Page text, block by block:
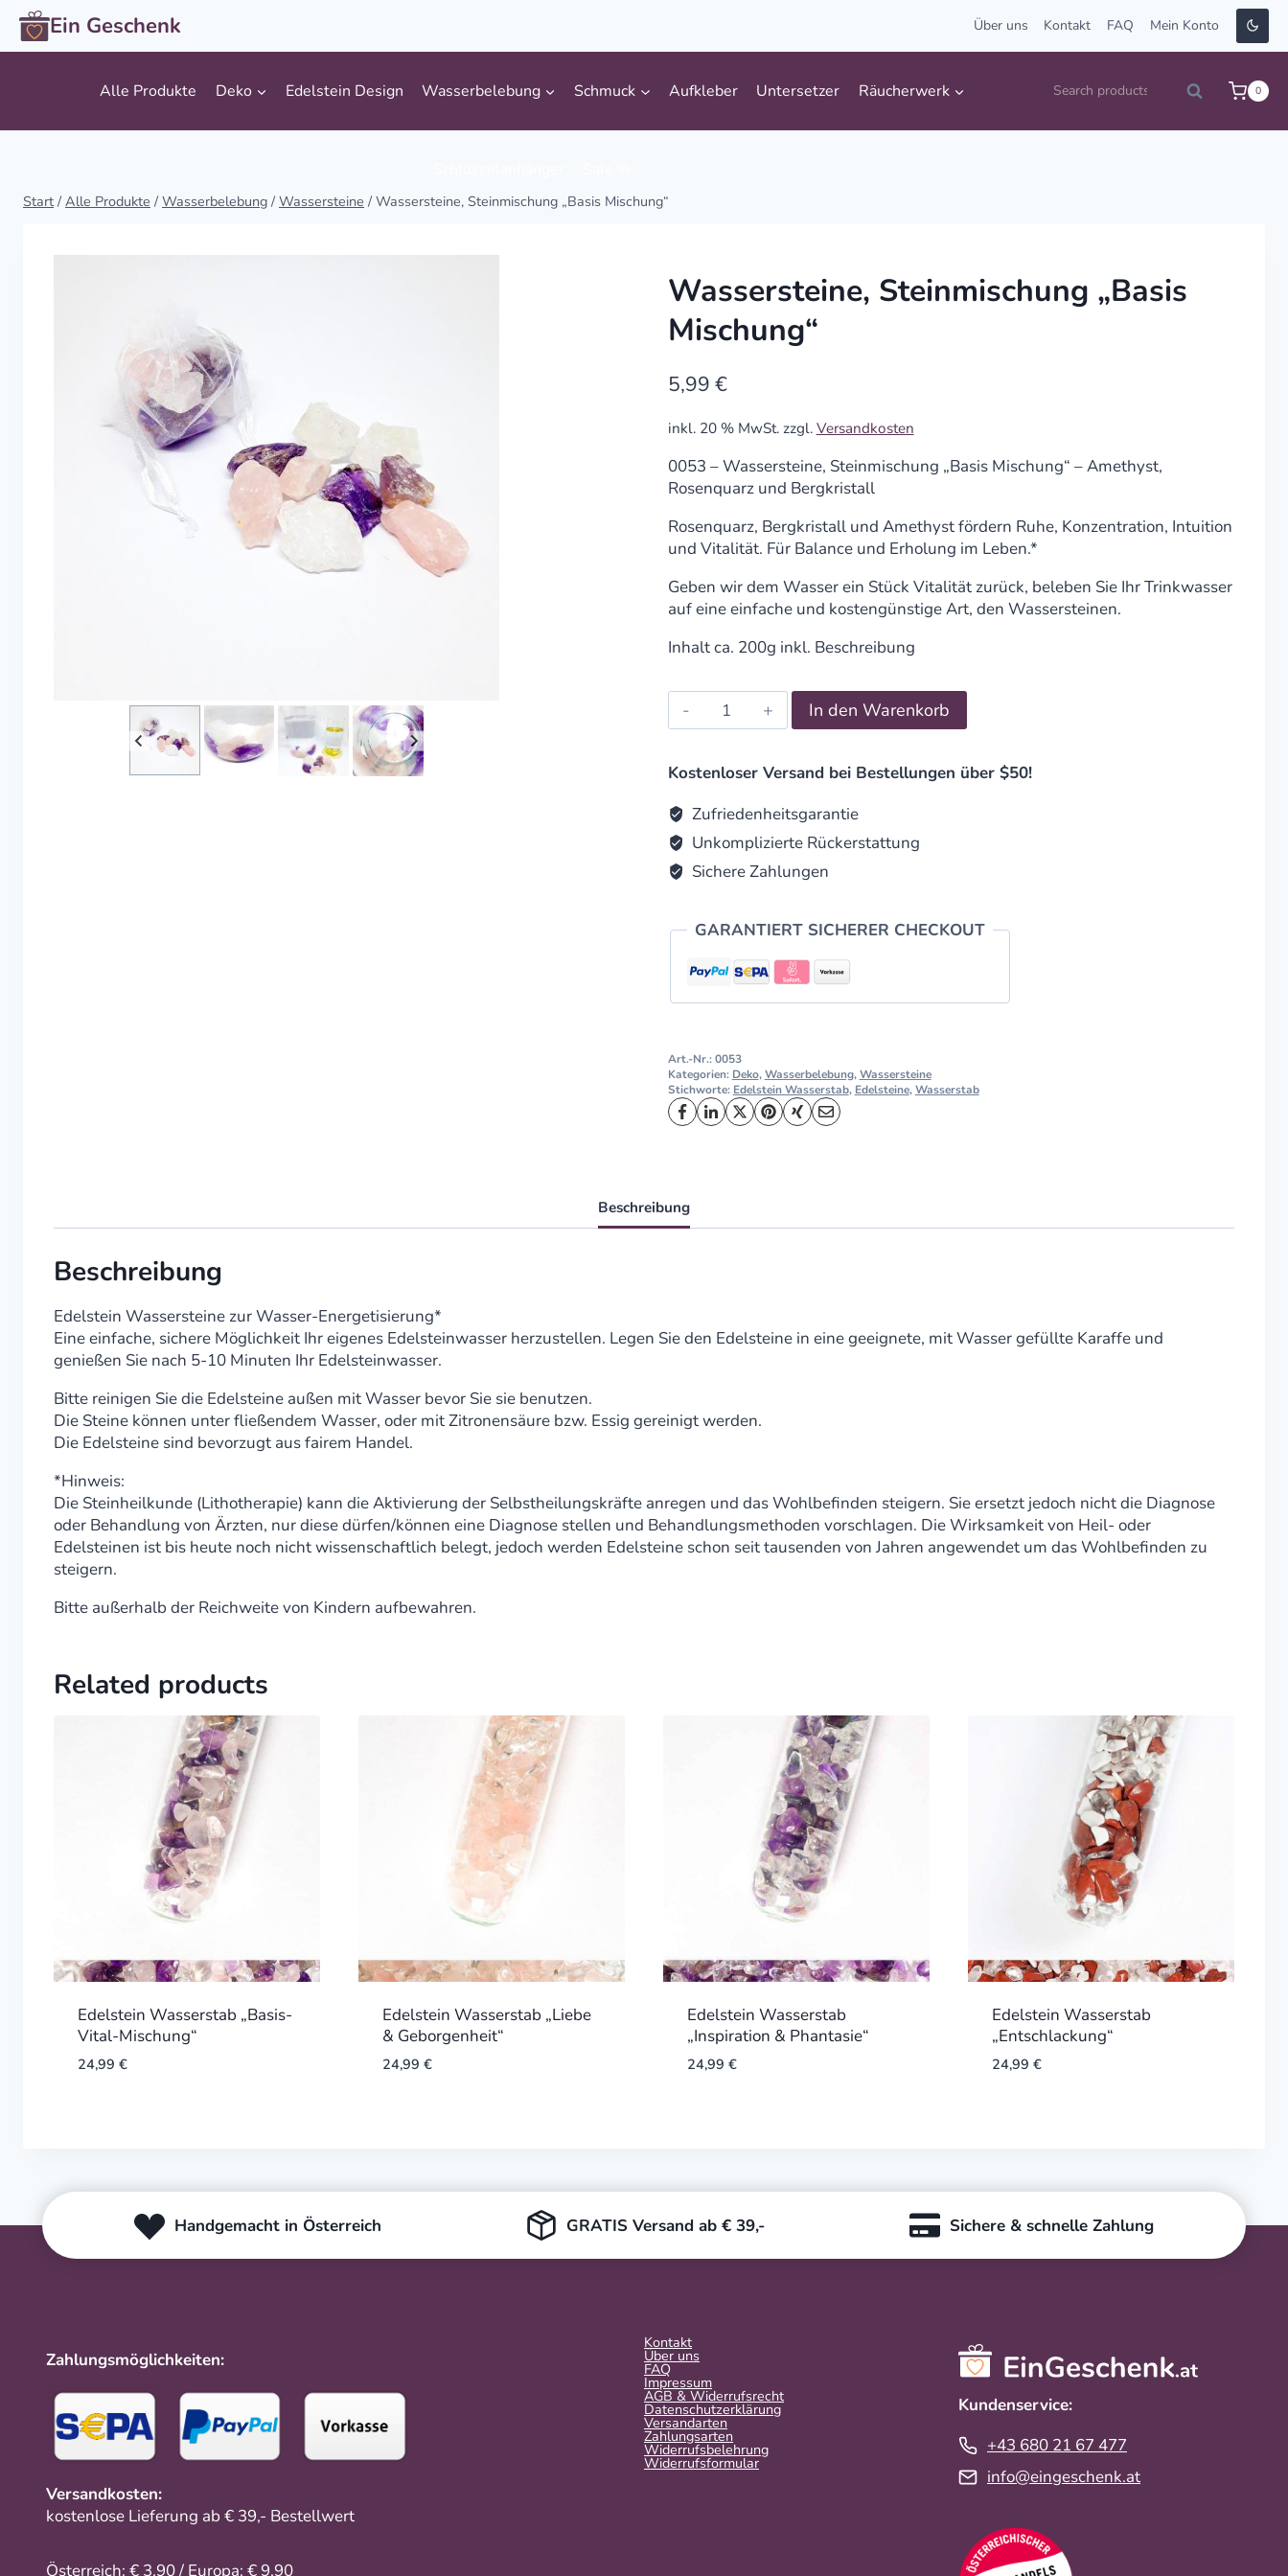
Zum
Inhalt
springen
Ein Geschenk Über uns Kontakt FAQ Mein Konto
Alle Produkte Deko Edelstein Design Wasserbelebung Schmuck Aufkleber Untersetzer Räucherwerk
Suche
Search 0
Start / Alle Produkte / Wasserbelebung / Wassersteine / Wassersteine, Steinmischung „Basis Mischung“
Wassersteine, Steinmischung „Basis
Mischung“
5,99 €
inkl. 20 % MwSt. zzgl. Versandkosten
0053 – Wassersteine, Steinmischung „Basis Mischung“ – Amethyst,
Rosenquarz und Bergkristall
Rosenquarz, Bergkristall und Amethyst fördern Ruhe, Konzentration, Intuition
und Vitalität. Für Balance und Erholung im Leben.*
Geben wir dem Wasser ein Stück Vitalität zurück, beleben Sie Ihr Trinkwasser
auf eine einfache und kostengünstige Art, den Wassersteinen.
Inhalt ca. 200g inkl. Beschreibung
Wassersteine,
Steinmischung
Mischung"
In den Warenkorb
Kostenloser Versand bei Bestellungen über $50!
Zufriedenheitsgarantie
Unkomplizierte Rückerstattung
Sichere Zahlungen
GARANTIERT SICHERER CHECKOUT
Art.-Nr.:0053
Kategorien: Deko,Wasserbelebung,Wassersteine
Stichworte: Edelstein Wasserstab, Edelsteine,Wasserstab
Beschreibung
Beschreibung
Edelstein Wassersteine zur Wasser-Energetisierung*
Eine einfache, sichere Möglichkeit Ihr eigenes Edelsteinwasser herzustellen. Legen Sie den Edelsteine in eine geeignete, mit Wasser gefüllte Karaffe und
genießen Sie nach 5-10 Minuten Ihr Edelsteinwasser.
Bitte reinigen Sie die Edelsteine außen mit Wasser bevor Sie sie benutzen.
Die Steine können unter fließendem Wasser, oder mit Zitronensäure bzw. Essig gereinigt werden.
Die Edelsteine sind bevorzugt aus fairem Handel.
*Hinweis:
Die Steinheilkunde (Lithotherapie) kann die Aktivierung der Selbstheilungskräfte anregen und das Wohlbefinden steigern. Sie ersetzt jedoch nicht die Diagnose
oder Behandlung von Ärzten, nur diese dürfen/können eine Diagnose stellen und Behandlungsmethoden vorschlagen. Die Wirksamkeit von Heil- oder
Edelsteinen ist bis heute noch nicht wissenschaftlich belegt, jedoch werden Edelsteine schon seit tausenden von Jahren angewendet um das Wohlbefinden zu
steigern.
Bitte außerhalb der Reichweite von Kindern aufbewahren.
Related products
Edelstein Wasserstab „Basis-
Vital-Mischung“
24,99 €
Edelstein Wasserstab „Liebe
& Geborgenheit“
24,99 €
Edelstein Wasserstab
„Inspiration & Phantasie“
24,99 €
Edelstein Wasserstab
„Entschlackung“
24,99 €
Handgemacht in Österreich GRATIS Versand ab € 39,- Sichere & schnelle Zahlung
Zahlungsmöglichkeiten:
Versandkosten:
kostenlose Lieferung ab € 39,- Bestellwert
Österreich: € 3,90 / Europa: € 9,90
Kontakt
Über uns
FAQ
Impressum
AGB & Widerrufsrecht
Datenschutzerklärung
Versandarten
Zahlungsarten
Widerrufsbelehrung
Widerrufs­formular
Kundenservice:
+43 680 21 67 477
info@eingeschenk.at